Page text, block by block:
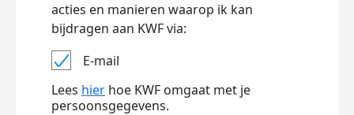
acties en manieren waarop ik kan
bijdragen aan KWF via:
E-mail
Lees hier hoe KWF omgaat met je
persoonsgegevens.